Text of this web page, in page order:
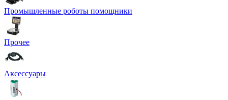
Промышленные роботы помощники
Прочее
Аксессуары